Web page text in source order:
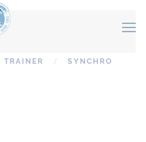
TRAINER
SYNCHRO